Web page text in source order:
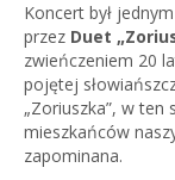
Koncert był
przez Duet
zwieńczeniem 20
pojętej
„Zoriuszka”, w
mieszkańców
zapominana.